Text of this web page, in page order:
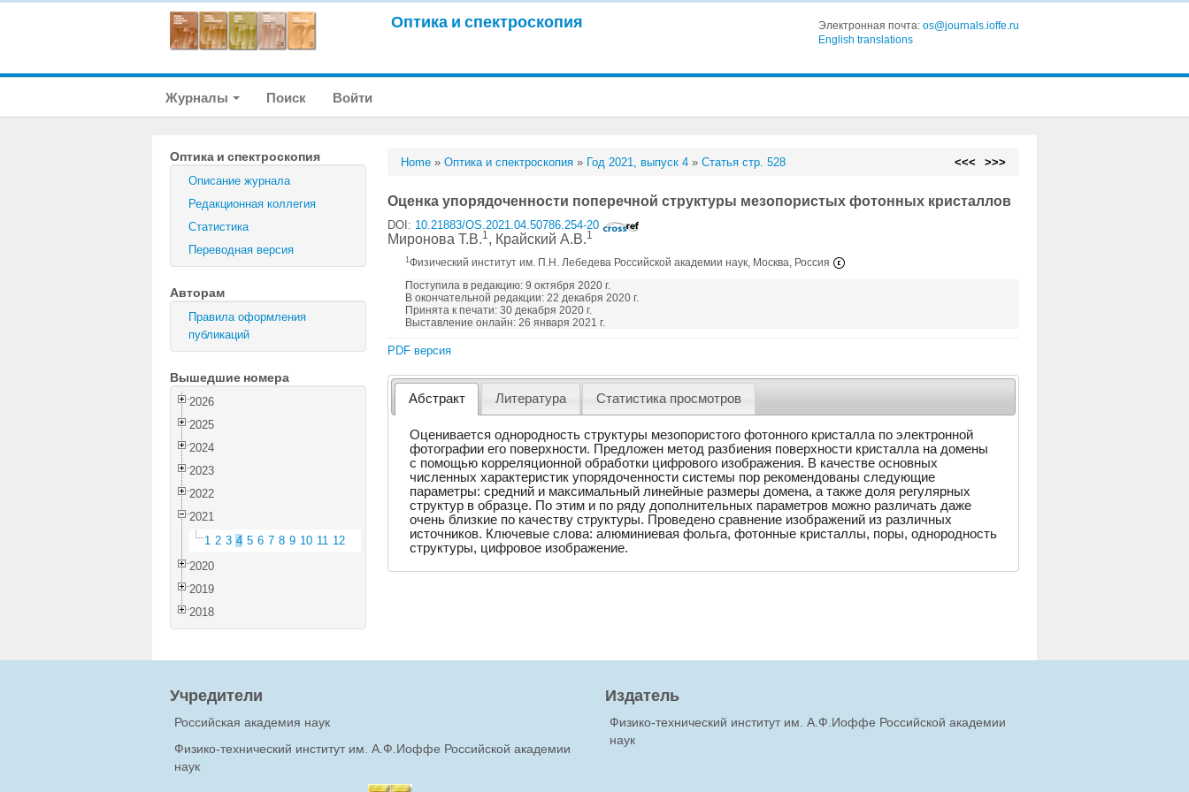
Оптика и спектроскопия Электронная почта: os@journals.ioffe.ru
English translations
Журналы Поиск Войти
Оптика и спектроскопия
Описание журнала
Редакционная коллегия
Статистика
Переводная версия
Авторам
Правила оформления
публикаций
Вышедшие номера
2026
2025
2024
2023
2022
2021
1 2 3 4 5 6 7 8 9 10 11 12
2020
2019
2018
Home »Оптика и спектроскопия » Год 2021, выпуск 4 »Статья стр. 528 <<< >>>
Оценка упорядоченности поперечной структуры мезопористых фотонных кристаллов
DOI: 10.21883/OS.2021.04.50786.254-20
Миронова Т.В.1, Крайский А.В.1
1Физический институт им. П.Н. Лебедева Российской академии наук, Москва, Россия
Поступила в редакцию: 9 октября 2020 г.
В окончательной редакции: 22 декабря 2020 г.
Принята к печати: 30 декабря 2020 г.
Выставление онлайн: 26 января 2021 г.
PDF версия
Абстракт Литература Статистика просмотров
Оценивается однородность структуры мезопористого фотонного кристалла по электронной
фотографии его поверхности. Предложен метод разбиения поверхности кристалла на домены
с помощью корреляционной обработки цифрового изображения. В качестве основных
численных характеристик упорядоченности системы пор рекомендованы следующие
параметры: средний и максимальный линейные размеры домена, а также доля регулярных
структур в образце. По этим и по ряду дополнительных параметров можно различать даже
очень близкие по качеству структуры. Проведено сравнение изображений из различных
источников. Ключевые слова: алюминиевая фольга, фотонные кристаллы, поры, однородность
структуры, цифровое изображение.
Учредители
Российская академия наук
Физико-технический институт им. А.Ф.Иоффе Российской академии
наук
Издатель
Физико-технический институт им. А.Ф.Иоффе Российской академии
наук